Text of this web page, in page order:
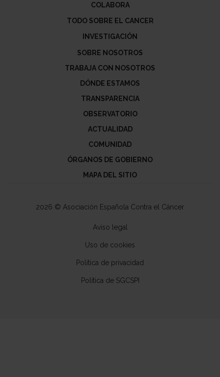
COLABORA
TODO SOBRE EL CANCER
INVESTIGACIÓN
SOBRE NOSOTROS
TRABAJA CON NOSOTROS
DÓNDE ESTAMOS
TRANSPARENCIA
OBSERVATORIO
ACTUALIDAD
COMUNIDAD
ÓRGANOS DE GOBIERNO
MAPA DEL SITIO
2026 © Asociación Española Contra el Cáncer
Aviso legal
Uso de cookies
Política de privacidad
Política de SGCSPI